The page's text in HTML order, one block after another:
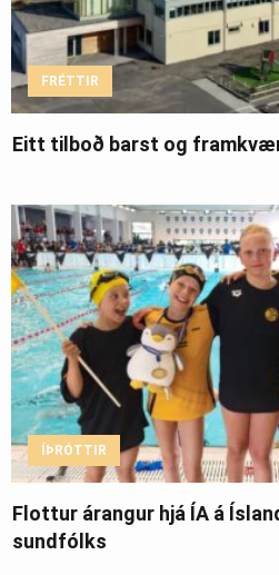
FRÉTTIR
Eitt tilboð barst og
ÍÞRÓTTIR
Flottur árangur hjá ÍA á
sundfólks